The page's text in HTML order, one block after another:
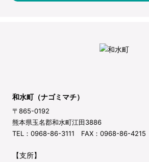
和水町（ナゴミマチ）
〒865-0192
熊本県玉名郡和水町江田3886
TEL：0968-86-3111 FAX：0968-86-4215
【支所】